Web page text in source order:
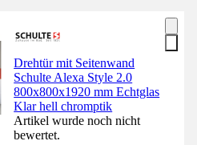
Drehtür mit Seitenwand
Schulte Alexa Style 2.0
800x800x1920 mm Echtglas
Klar hell chromptik
Artikel wurde noch nicht
bewertet.